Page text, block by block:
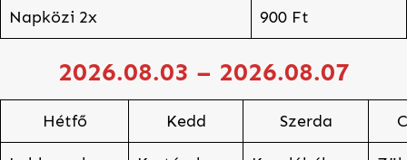
Napközi 2x 900 Ft
2026.08.03 – 2026.08.07
Hétfő Kedd Szerda